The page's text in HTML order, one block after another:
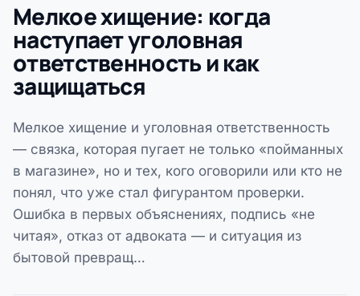
Мелкое хищение: когда
наступает уголовная
ответственность и как
защищаться
Мелкое хищение и уголовная ответственность
— связка, которая пугает не только «пойманных
в магазине», но и тех, кого оговорили или кто не
понял, что уже стал фигурантом проверки.
Ошибка в первых объяснениях, подпись «не
читая», отказ от адвоката — и ситуация из
бытовой превращ…